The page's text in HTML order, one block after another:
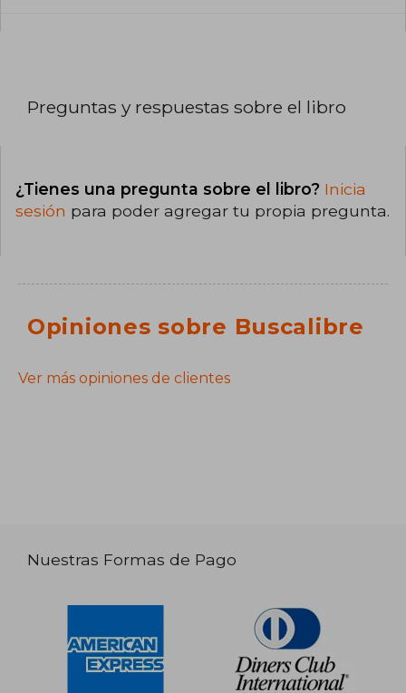
Preguntas y respuestas sobre el libro
¿Tienes una pregunta sobre el libro? Inicia
sesión para poder agregar tu propia pregunta.
Opiniones sobre Buscalibre
Ver más opiniones de clientes
Nuestras Formas de Pago